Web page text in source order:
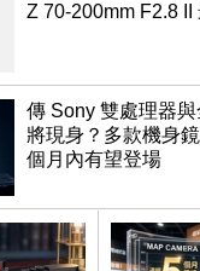
Z 70-200mm F2.8 II
傳 Sony 雙處理器
將現身？多款機身
個月內有望登場